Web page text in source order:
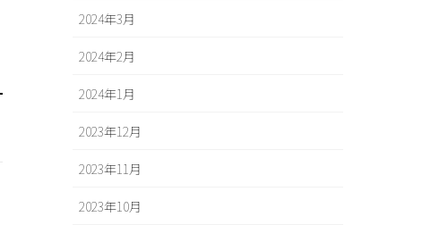
2024年3月
2024年2月
2024年1月
2023年12月
2023年11月
2023年10月